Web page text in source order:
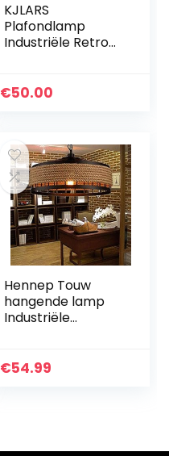
KJLARS
Plafondlamp
Industriële Retro
Waterpijp
Kooi…
€50.00
Hennep Touw
hangende lamp
Industriële
lichten Ijzer
€54.99